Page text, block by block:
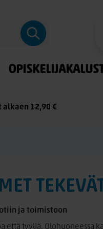
12,90 €
ja toimistoon
tyyliä. Olohuoneessa